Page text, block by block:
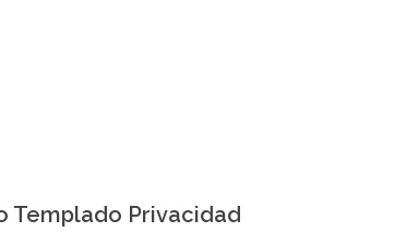
Templado Privacidad